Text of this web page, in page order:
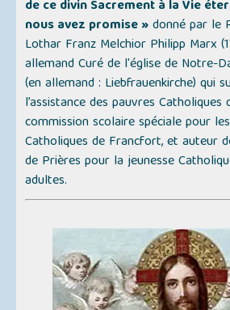
de ce divin Sacrement à la Vie
nous avez promise »donné par le
Lothar Franz Melchior Philipp Marx
allemand Curé de l'église de Notre-
(en allemand : Liebfrauenkirche) qui
l’assistance des pauvres Catholiques
commission scolaire spéciale pour
Catholiques de Francfort, et auteur
de Prières pour la jeunesse
adultes.